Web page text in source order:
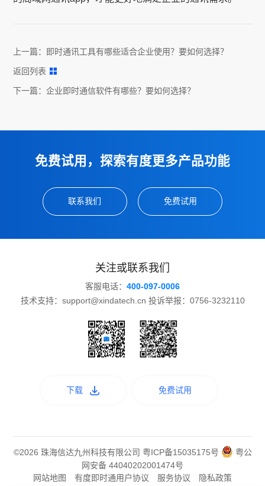
上一篇： 即时通讯工具有哪些适合企业使用？要如何选择？
返回列表
下一篇：企业即时通信软件有哪些？要如何选择？
免费试用，探索有度更多产品功能
联系我们 免费试用
关注或联系我们
客服电话： 400-097-0006
技术支持：support@xindatech.cn 投诉举报：0756-3232110
下载 免费试用
©2026 珠海信达九州科技有限公司 粤ICP备15035175号
粤公
网安备 44040202001474号
网站地图
有度即时通用户协议 服务协议 隐私政策